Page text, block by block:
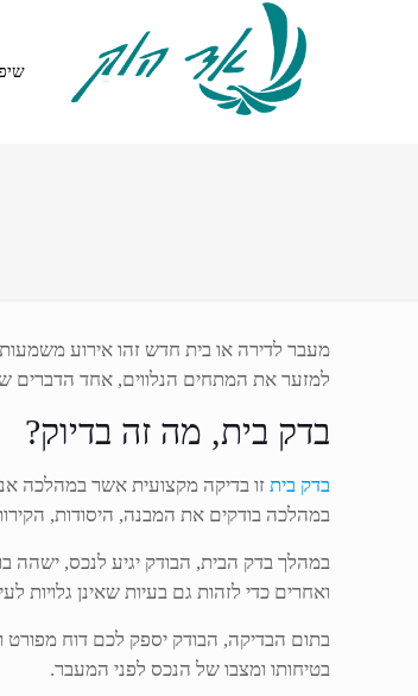
מעבר לדירה או בית חדש זהו אירוע
למזער את המתחים הנלווים, אחד הדברים
בדק בית, מה זה בדיוק?
בדק בית זו בדיקה מקצועית אשר במהלכה
במהלכה בודקים את המבנה, היסודות,
במהלך בדק הבית, הבודק יגיע לנכס, ישהה
ואחרים כדי לזהות גם בעיות שאינן גלויות
בתום הבדיקה, הבודק יספק לכם דוח מפורט
בטיחותו ומצבו של הנכס לפני המעבר.